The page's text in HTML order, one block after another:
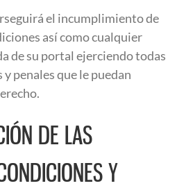
el incumplimiento de
así como cualquier
de su portal ejerciendo todas
penales que le puedan
DE LAS
Y